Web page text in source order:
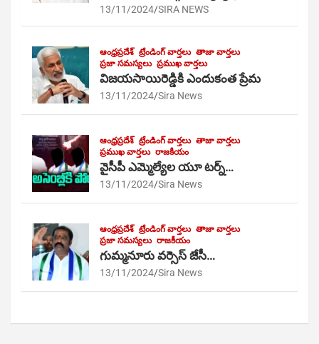
13/11/2024 SIRA NEWS
ఆంధ్రప్రదేశ్ ట్రేండింగ్ వార్తలు తాజా వార్తలు
ప్రజా సమస్యలు ప్రముఖ వార్తలు
విజయసాయిరెడ్డికి ఎందుకంత ప్రేమ
13/11/2024 Sira News
ఆంధ్రప్రదేశ్ ట్రేండింగ్ వార్తలు తాజా వార్తలు
ప్రముఖ వార్తలు రాజకీయం
వైసీపీ ఎమ్మెల్యేల యూ టర్న్…
13/11/2024 Sira News
ఆంధ్రప్రదేశ్ ట్రేండింగ్ వార్తలు తాజా వార్తలు
ప్రజా సమస్యలు రాజకీయం
గుమ్మనూరు వర్సెస్ జేసీ…
13/11/2024 Sira News